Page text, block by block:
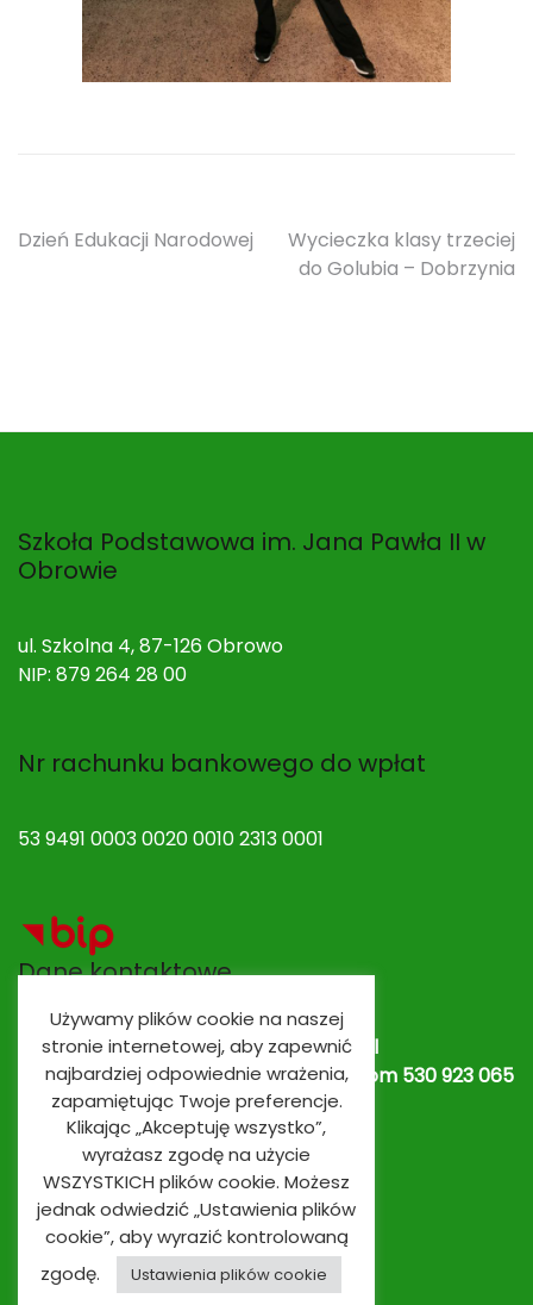
Nawigacja
Dzień Edukacji Narodowej
Wycieczka klasy trzeciej
do Golubia – Dobrzynia
Szkoła Podstawowa im. Jana Pawła II w
Obrowie
ul. Szkolna 4, 87-126 Obrowo
NIP: 879 264 28 00
Nr rachunku bankowego do wpłat
53 9491 0003 0020 0010 2313 0001
Dane kontaktowe
Adres e-mail:spobrowo@spobrowo.pl
Nr telefonu / fax:(56) 674 70 30 tel. kom 530 923 065
530 923 839Oddziały przedszkolne
Używamy plików cookie na naszej
stronie internetowej, aby zapewnić
najbardziej odpowiednie wrażenia,
zapamiętując Twoje preferencje.
Klikając „Akceptuję wszystko”,
wyrażasz zgodę na użycie
WSZYSTKICH plików cookie. Możesz
jednak odwiedzić „Ustawienia plików
cookie”, aby wyrazić kontrolowaną
zgodę.
Ustawienia plików cookie